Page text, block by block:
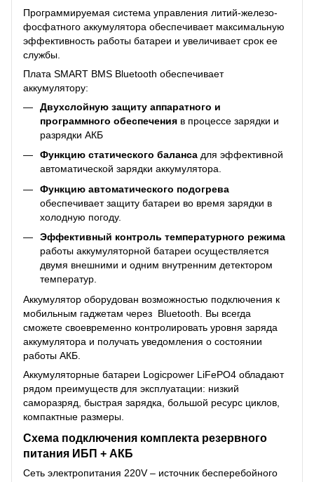
Программируемая система управления литий-железо-
фосфатного аккумулятора обеспечивает максимальную
эффективность работы батареи и увеличивает срок ее
службы.
Плата SMART BMS Bluetooth обеспечивает
аккумулятору:
Двухслойную защиту аппаратного и
программного обеспечения в процессе зарядки и
разрядки АКБ
Функцию статического баланса для эффективной
автоматической зарядки аккумулятора.
Функцию автоматического подогрева
обеспечивает защиту батареи во время зарядки в
холодную погоду.
Эффективный контроль температурного режима
работы аккумуляторной батареи осуществляется
двумя внешними и одним внутренним детектором
температур.
Аккумулятор оборудован возможностью подключения к
мобильным гаджетам через Bluetooth. Вы всегда
сможете своевременно контролировать уровня заряда
аккумулятора и получать уведомления о состоянии
работы АКБ.
Аккумуляторные батареи Logicpower LiFePO4 обладают
рядом преимуществ для эксплуатации: низкий
саморазряд, быстрая зарядка, большой ресурс циклов,
компактные размеры.
Схема подключения комплекта резервного
питания ИБП + АКБ
Сеть электропитания 220V – источник бесперебойного